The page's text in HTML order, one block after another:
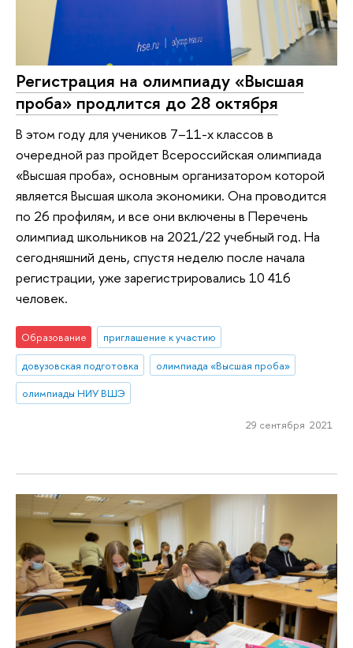
Регистрация на олимпиаду «Высшая
проба» продлится до 28 октября
В этом году для учеников 7–11-х классов в
очередной раз пройдет Всероссийская олимпиада
«Высшая проба», основным организатором которой
является Высшая школа экономики. Она проводится
по 26 профилям, и все они включены в Перечень
олимпиад школьников на 2021/22 учебный год. На
сегодняшний день, спустя неделю после начала
регистрации, уже зарегистрировались 10 416
человек.
Образование
приглашение к участию
довузовская подготовка
олимпиада «Высшая проба»
олимпиады НИУ ВШЭ
29 сентября 2021